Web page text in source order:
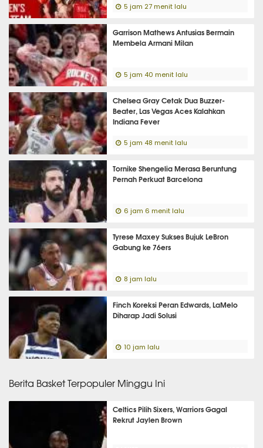
5 jam 27 menit lalu
Garrison Mathews Antusias Bermain
Membela Armani Milan
5 jam 40 menit lalu
Chelsea Gray Cetak Dua Buzzer-
Beater, Las Vegas Aces Kalahkan
Indiana Fever
5 jam 48 menit lalu
Tornike Shengelia Merasa Beruntung
Pernah Perkuat Barcelona
6 jam 6 menit lalu
Tyrese Maxey Sukses Bujuk LeBron
Gabung ke 76ers
8 jam lalu
Finch Koreksi Peran Edwards, LaMelo
Diharap Jadi Solusi
10 jam lalu
Berita Basket Terpopuler Minggu Ini
Celtics Pilih Sixers, Warriors Gagal
Rekrut Jaylen Brown